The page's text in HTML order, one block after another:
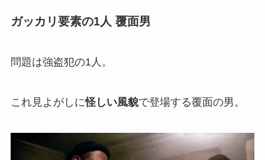
ガッカリ要素の1人 覆面男
問題は強盗犯の1人。
これ見よがしに怪しい風貌で登場する覆面の男。